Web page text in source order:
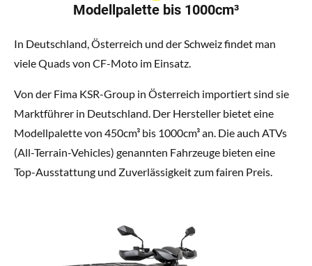
Modellpalette bis 1000cm³
In Deutschland, Österreich und der Schweiz findet man
viele Quads von CF-Moto im Einsatz.
Von der Fima KSR-Group in Österreich importiert sind sie
Marktführer in Deutschland. Der Hersteller bietet eine
Modellpalette von 450cm³ bis 1000cm³ an. Die auch ATVs
(All-Terrain-Vehicles) genannten Fahrzeuge bieten eine
Top-Ausstattung und Zuverlässigkeit zum fairen Preis.